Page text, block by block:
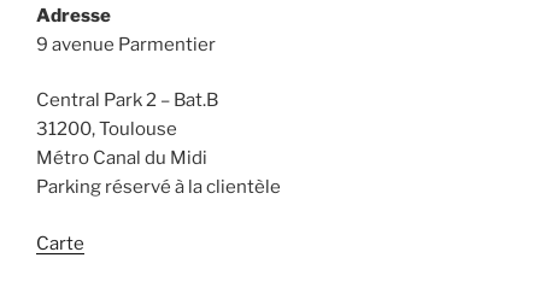
Adresse
9 avenue Parmentier
Central Park 2 – Bat.B
31200, Toulouse
Métro Canal du Midi
Parking réservé à la clientèle
Carte